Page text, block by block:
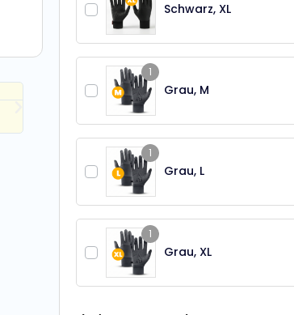
„Ich war anfangs etwas besorgt wegen der Größe,
genau – sie passen perfekt.“
Schwarz, XL
1
Grau, M
1
Grau, L
1
Grau, XL